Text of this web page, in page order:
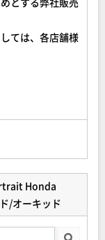
ては、各店舗様
Honda
/オーキッド